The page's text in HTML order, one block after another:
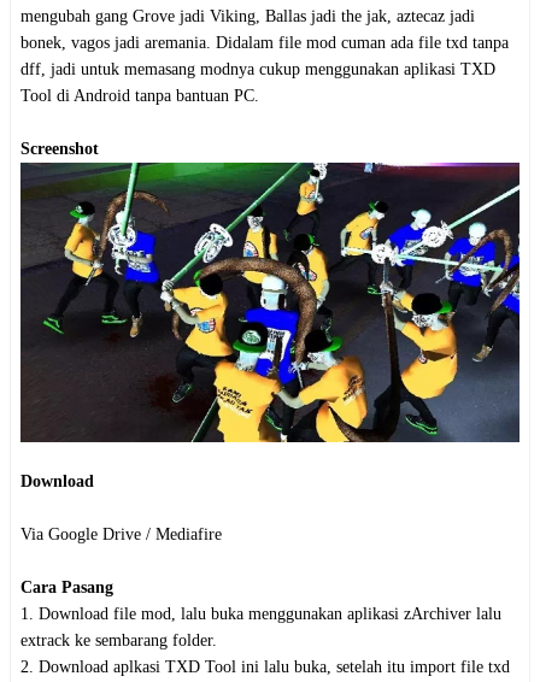
mengubah gang Grove jadi Viking, Ballas jadi the jak, aztecaz jadi
bonek, vagos jadi aremania. Didalam file mod cuman ada file txd tanpa
dff, jadi untuk memasang modnya cukup menggunakan aplikasi TXD
Tool di Android tanpa bantuan PC.
Screenshot
Download
Via Google Drive / Mediafire
Cara Pasang
1. Download file mod, lalu buka menggunakan aplikasi zArchiver lalu
extrack ke sembarang folder.
2. Download aplkasi TXD Tool ini lalu buka, setelah itu import file txd